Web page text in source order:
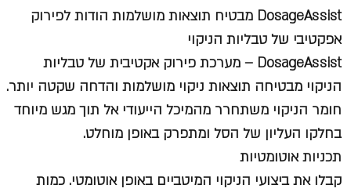
DosageAssist מבטיח תוצאות מושלמות הודות לפירוק
אפקטיבי של טבליות הניקוי
DosageAssist – מערכת פירוק אקטיבית של טבליות
הניקוי מבטיחה תוצאות ניקוי מושלמות והדחה שקטה יותר.
חומר הניקוי משתחרר מהמיכל הייעודי אל תוך מגש מיוחד
בחלקו העליון של הסל ומתפרק באופן מוחלט.
תכניות אוטומטיות
קבלו את ביצועי הניקוי המיטביים באופן אוטומטי. כמות